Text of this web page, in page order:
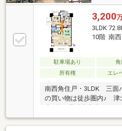
3,200
3LDK
10階 南西
駐車場あり 角
所有権
エレ
南西角住戸・3LDK 三面
の買い物は徒歩圏内♪ 津
「総合文化センター前」